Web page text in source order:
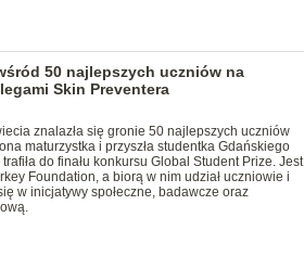
50 najlepszych uczniów na
Skin Preventera
znalazła się gronie 50 najlepszych uczniów
maturzystka i przyszła studentka Gdańskiego
do finału konkursu Global Student Prize. Jest
Foundation, a biorą w nim udział uczniowie i
w inicjatywy społeczne, badawcze oraz